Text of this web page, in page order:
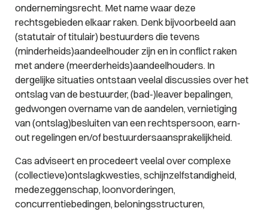
ondernemingsrecht. Met name waar deze
rechtsgebieden elkaar raken. Denk bijvoorbeeld aan
(statutair of titulair) bestuurders die tevens
(minderheids)aandeelhouder zijn en in conflict raken
met andere (meerderheids)aandeelhouders. In
dergelijke situaties ontstaan veelal discussies over het
ontslag van de bestuurder, (bad-)leaver bepalingen,
gedwongen overname van de aandelen, vernietiging
van (ontslag)besluiten van een rechtspersoon, earn-
out regelingen en/of bestuurdersaansprakelijkheid.
Cas adviseert en procedeert veelal over complexe
(collectieve)ontslagkwesties, schijnzelfstandigheid,
medezeggenschap, loonvorderingen,
concurrentiebedingen, beloningsstructuren,